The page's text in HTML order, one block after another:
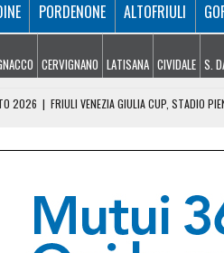
PORDENONE ALTOFRIULI
CERVIGNANO LATISANA CIVIDALE S.
2026 | FRIULI VENEZIA GIULIA CUP, STADIO
TRA MONFALCONE E DUINO, RIAPERTA L’A4
RAVVIVA GLI INCENDI: NOTTE DI LAVORO